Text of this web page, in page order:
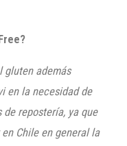
gluten además
en la necesidad de
repostería, ya que
Chile en general la